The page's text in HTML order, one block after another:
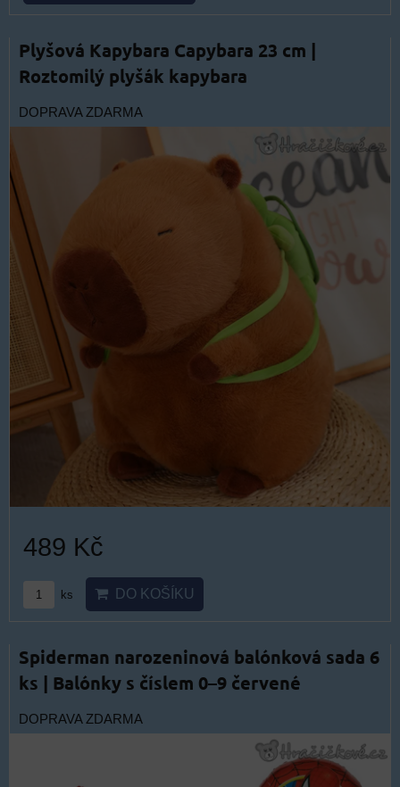
Plyšová Kapybara Capybara 23 cm |
Roztomilý plyšák kapybara
DOPRAVA ZDARMA
489 Kč
ks DO KOŠÍKU
Spiderman narozeninová balónková sada 6
ks | Balónky s číslem 0–9 červené
DOPRAVA ZDARMA